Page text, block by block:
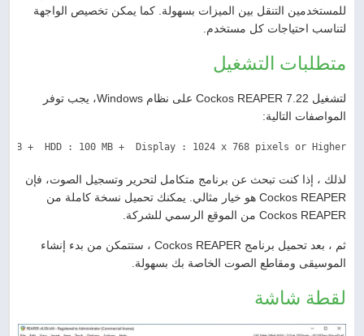
للمستخدمين التنقل بين الميزات بسهولة. كما يمكن تخصيص الواجهة
لتناسب احتياجات كل مستخدم.
متطلبات التشغيل
لتشغيل Cockos REAPER 7.22 على نظام Windows، يجب توفر
المواصفات التالية:
+  HDD : 100 MB +  Display : 1024 x 768 pixels or Higher
لذلك ، إذا كنت تبحث عن برنامج متكامل لتحرير وتسجيل الصوت، فإن
Cockos REAPER هو خيار مثالي. يمكنك تحميل نسخة كاملة من
Cockos REAPER من الموقع الرسمي للشركة.
ثم ، بعد تحميل برنامج Cockos REAPER ، ستتمكن من بدء إنشاء
الموسيقى ومقاطع الصوت الخاصة بك بسهولة.
لقطة شاشة